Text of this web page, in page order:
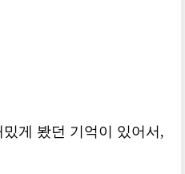
게 봤던 기억이 있어서,